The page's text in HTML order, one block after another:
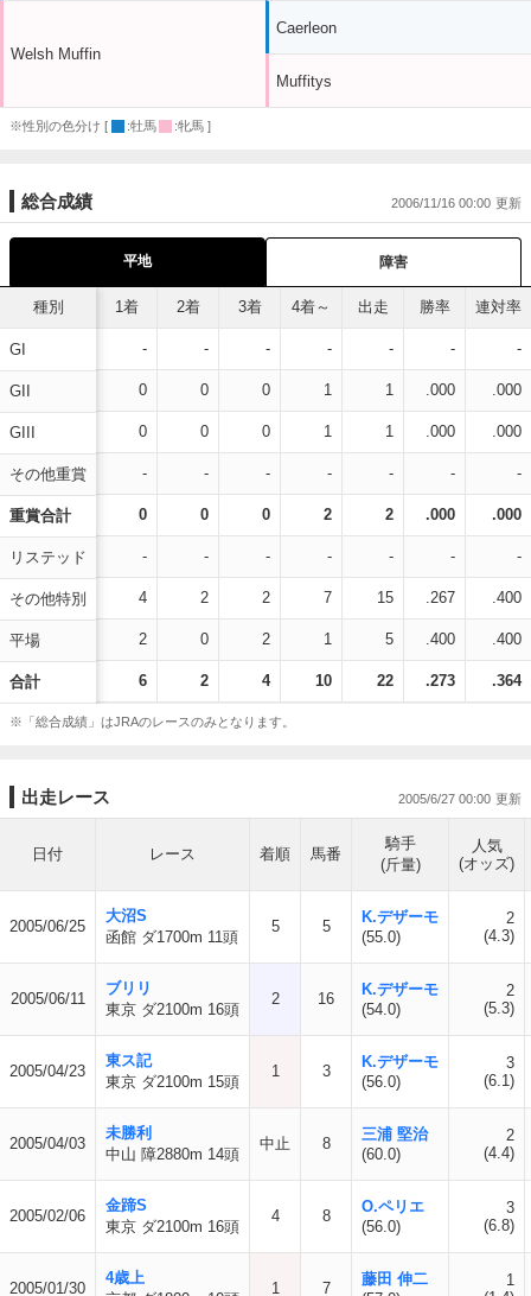
Welsh Muffin
Caerleon
Muffitys
※性別の色分け [ :牡馬 :牝馬 ]
総合成績 2006/11/16 00:00
平地 障害
種別
GI
GII
GIII
その他重賞
重賞合計
リステッド
その他特別
平場
合計
1着 2着 3着 4着～ 出走 勝率 連対率
- - - - - - -
0 0 0 1 1 .000 .000
0 0 0 1 1 .000 .000
- - - - - - -
0 0 0 2 2 .000 .000
- - - - - - -
4 2 2 7 15 .267 .400
2 0 2 1 5 .400 .400
6 2 4 10 22 .273 .364
※「総合成績」はJRAのレースのみとなります。
出走レース 2005/6/27 00:00
日付 レース 着順 馬番
騎手
(斤量)
人気
(オッズ)
2005/06/25
大沼S
函館 ダ1700m 11頭
5 5
K.デザーモ
(55.0)
2
(4.3)
2005/06/11
ブリリ
東京 ダ2100m 16頭
2 16
K.デザーモ
(54.0)
2
(5.3)
2005/04/23
東ス記
東京 ダ2100m 15頭
1 3
K.デザーモ
(56.0)
3
(6.1)
2005/04/03
未勝利
中山 障2880m 14頭
中止 8
三浦 堅治
(60.0)
2
(4.4)
2005/02/06
金蹄S
東京 ダ2100m 16頭
4 8
O.ペリエ
(56.0)
3
(6.8)
2005/01/30
4歳上
1 7
藤田 伸二
1